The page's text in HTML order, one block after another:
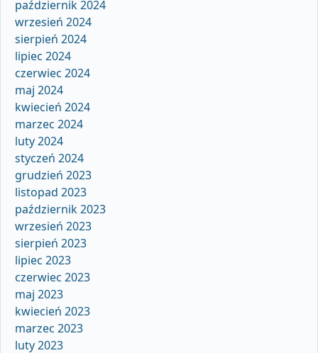
październik 2024
wrzesień 2024
sierpień 2024
lipiec 2024
czerwiec 2024
maj 2024
kwiecień 2024
marzec 2024
luty 2024
styczeń 2024
grudzień 2023
listopad 2023
październik 2023
wrzesień 2023
sierpień 2023
lipiec 2023
czerwiec 2023
maj 2023
kwiecień 2023
marzec 2023
luty 2023